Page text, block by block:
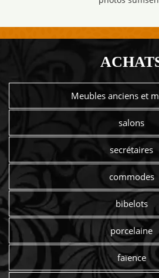
Meubles anciens et
salons
secrétaires
commodes
bibelots
porcelaine
faïence